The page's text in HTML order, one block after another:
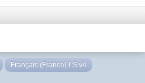
Français (France) LS v4